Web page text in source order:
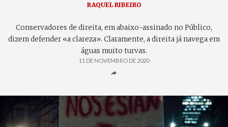
RAQUEL RIBEIRO
Conservadores de direita, em abaixo-assinado no Público,
dizem defender «a clareza». Claramente, a direita já navega em
águas muito turvas.
11 DE NOVEMBRO DE 2020